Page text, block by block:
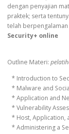
dengan penyajian
praktek; serta
telah
Security+ online
Outline Materi:
* Introduction to
* Malware and
* Application and
* Vulnerability
* Host, Application,
* Administering a